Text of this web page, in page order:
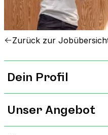
Zurück zur
Dein Profil
Unser Angebot